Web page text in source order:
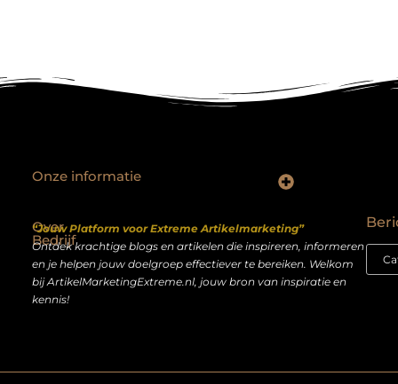
Over
Bedrijf
“Jouw Platform voor Extreme Artikelmarketing”
Ontdek krachtige blogs en artikelen die inspireren, informeren
en je helpen jouw doelgroep effectiever te bereiken. Welkom
bij ArtikelMarketingExtreme.nl, jouw bron van inspiratie en
kennis!
Onze informatie